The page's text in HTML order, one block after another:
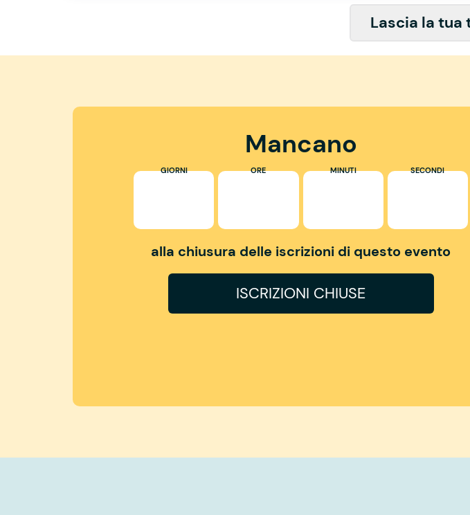
Lascia la tua
Mancano
GIORNI ORE MINUTI SECONDI
alla chiusura delle iscrizioni di questo evento
ISCRIZIONI CHIUSE